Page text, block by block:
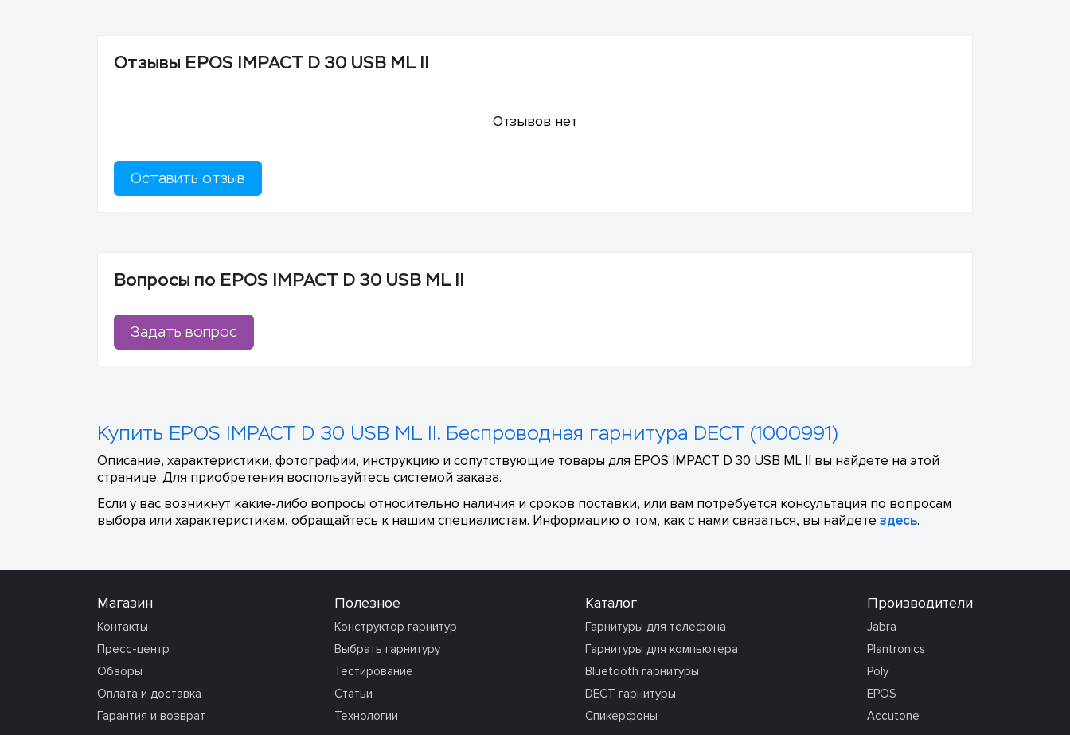
Отзывы EPOS IMPACT D 30 USB ML II
Отзывов нет
Оставить отзыв
Вопросы по EPOS IMPACT D 30 USB ML II
Задать вопрос
Купить EPOS IMPACT D 30 USB ML II. Беспроводная гарнитура DECT (1000991)
Описание, характеристики, фотографии, инструкцию и сопутствующие товары для EPOS IMPACT D 30 USB ML II вы найдете на этой
странице. Для приобретения воспользуйтесь системой заказа.
Если у вас возникнут какие-либо вопросы относительно наличия и сроков поставки, или вам потребуется консультация по вопросам
выбора или характеристикам, обращайтесь к нашим специалистам. Информацию о том, как с нами связаться, вы найдете здесь.
Магазин
Контакты
Пресс-центр
Обзоры
Оплата и доставка
Гарантия и возврат
Полезное
Конструктор гарнитур
Выбрать гарнитуру
Тестирование
Статьи
Технологии
Каталог
Гарнитуры для телефона
Гарнитуры для компьютера
Bluetooth гарнитуры
DECT гарнитуры
Спикерфоны
Производители
Jabra
Plantronics
Poly
EPOS
Accutone